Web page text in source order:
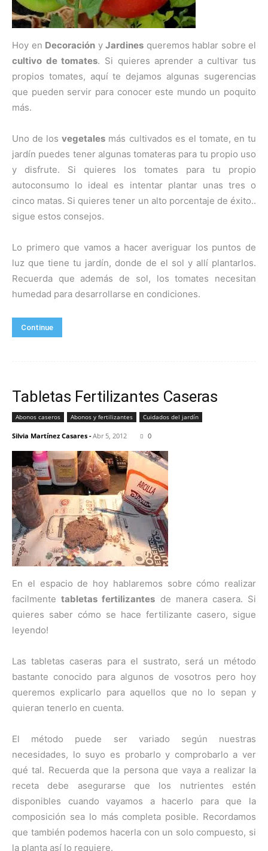
Hoy en Decoración y Jardines queremos hablar sobre el
cultivo de tomates. Si quieres aprender a cultivar tus
propios tomates, aquí te dejamos algunas sugerencias
que pueden servir para conocer este mundo un poquito
más.
Uno de losvegetales más cultivados es el tomate, en tu
jardín puedes tener algunas tomateras para tu propio uso
y disfrute. Si quieres los tomates para tu propio
autoconsumo lo ideal es intentar plantar unas tres o
cinco matas. Si quieres tener un alto porcentaje de éxito..
sigue estos consejos.
Lo primero que vamos a hacer averiguar los puntos de
luz que tiene tu jardín, donde de el sol y allí plantarlos.
Recuerda que además de sol, los tomates necesitan
humedad para desarrollarse en condiciones.
Continue
Tabletas Fertilizantes Caseras
Abonos caseros Abonos y fertilizantes Cuidados del jardín
Silvia Martínez Casares -Abr 5, 2012 0
En el espacio de hoy hablaremos sobre cómo realizar
facilmentetabletas fertilizantes de manera casera. Si
quieres saber cómo se hace fertilizante casero, sigue
leyendo!
Las tabletas caseras para el sustrato, será un método
bastante conocido para algunos de vosotros pero hoy
queremos explicarlo para aquellos que no lo sepan y
quieran tenerlo en cuenta.
El método puede ser variado según nuestras
necesidades, lo suyo es probarlo y comprobarlo a ver
qué tal. Recuerda que la persona que vaya a realizar la
receta debe asegurarse que los nutrientes estén
disponibles cuando vayamos a hacerlo para que la
composición sea lo más completa posible. Recordamos
que también podemos hacerla con un solo compuesto, si
la planta así lo requiere.